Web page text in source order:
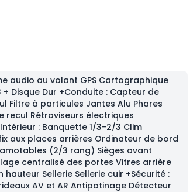
audio au volant GPS Cartographique
+ Disque Dur +Conduite : Capteur de
Filtre à particules Jantes Alu Phares
recul Rétroviseurs électriques
: Banquette 1/3-2/3 Clim
aux places arrières Ordinateur de bord
(2/3 rang) Sièges avant
centralisé des portes Vitres arrière
Sellerie Sellerie cuir +Sécurité :
AV et AR Antipatinage Détecteur